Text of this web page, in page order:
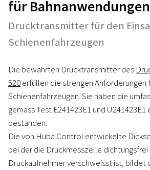
für Bahnanwendungen
Drucktransmitter für den
Schienenfahrzeugen
Die bewährten Drucktransmitter des
520erfüllen die strengen Anforderungen
Schienenfahrzeugen. Sie haben die
gemäss Test E241423E1 und
bestanden.
Die von Huba Control entwickelte
bei der die Druckmesszelle
Druckaufnehmer verschweisst ist, bildet